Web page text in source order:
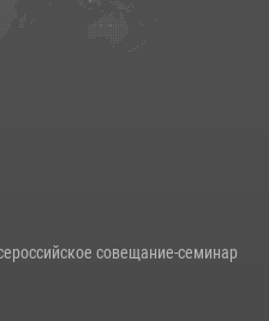
совещание-семинар